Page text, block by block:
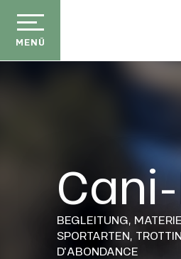
contenu
principal
MENÜ
BEGLEITUNG,
SPORTARTEN,
D'ABONDANCE